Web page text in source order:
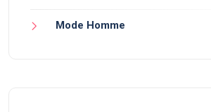
Mode Homme